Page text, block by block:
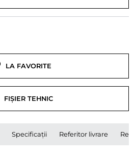
LA FAVORITE
FIȘIER TEHNIC
Specificații Referitor livrare